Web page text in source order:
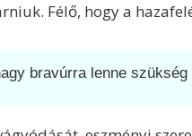
Félő, hogy a
bravúrra lenne